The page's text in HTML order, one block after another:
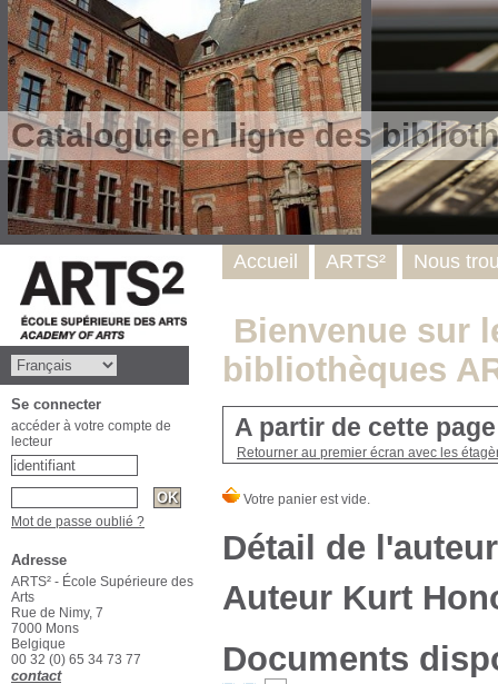
Catalogue en ligne des
Bienvenue sur
bibliothèques
A partir de cette
Retourner au premier écran avec les
Détail de l'auteur
Auteur Kurt
Documents
Accueil ARTS² Nous
Se connecter
accéder à votre compte de
lecteur
Mot de passe oublié ?
Adresse
ARTS² - École Supérieure des
Arts
Rue de Nimy, 7
7000 Mons
Belgique
00 32 (0) 65 34 73 77
contact